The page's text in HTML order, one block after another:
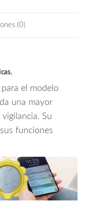
(0)
el modelo
una mayor
Su
funciones